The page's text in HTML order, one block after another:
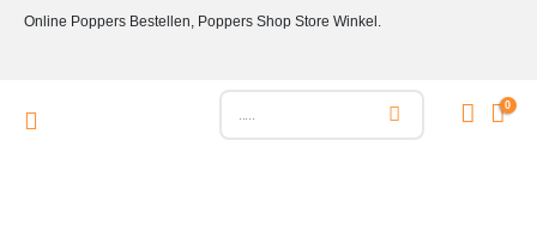
Online Poppers Bestellen, Poppers Shop Store Winkel.
0